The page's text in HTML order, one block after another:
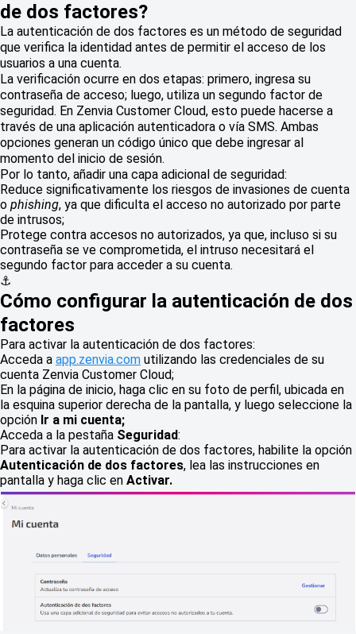
de dos factores?
La autenticación de dos factores es un método de seguridad
que verifica la identidad antes de permitir el acceso de los
usuarios a una cuenta.
La verificación ocurre en dos etapas: primero, ingresa su
contraseña de acceso; luego, utiliza un segundo factor de
seguridad. En Zenvia Customer Cloud, esto puede hacerse a
través de una aplicación autenticadora o vía SMS. Ambas
opciones generan un código único que debe ingresar al
momento del inicio de sesión.
Por lo tanto, añadir una capa adicional de seguridad:
Reduce significativamente los riesgos de invasiones de cuenta
o phishing, ya que dificulta el acceso no autorizado por parte
de intrusos;
Protege contra accesos no autorizados, ya que, incluso si su
contraseña se ve comprometida, el intruso necesitará el
segundo factor para acceder a su cuenta.
⚓
Cómo configurar la autenticación de dos
factores
Para activar la autenticación de dos factores:
Acceda a app.zenvia.com utilizando las credenciales de su
cuenta Zenvia Customer Cloud;
En la página de inicio, haga clic en su foto de perfil, ubicada en
la esquina superior derecha de la pantalla, y luego seleccione la
opción Ir a mi cuenta;
Acceda a la pestaña Seguridad:
Para activar la autenticación de dos factores, habilite la opción
Autenticación de dos factores, lea las instrucciones en
pantalla y haga clic en Activar.